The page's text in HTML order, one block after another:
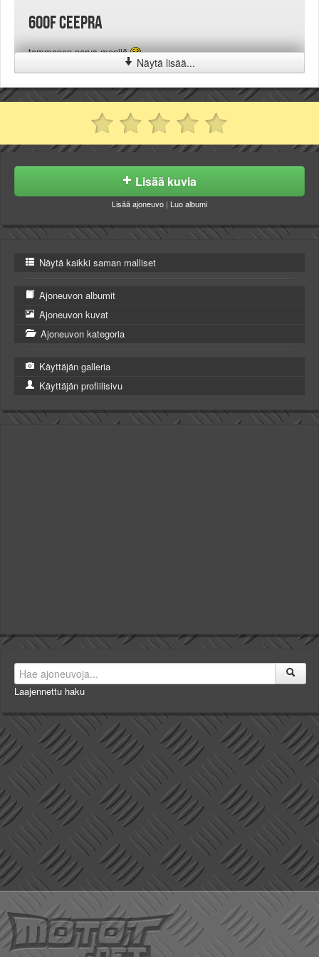
Näytä lisää...
600f ceepra
tommonen perus menijä
Lisää kuvia
Lisää ajoneuvo | Luo albumi
Näytä kaikki saman malliset
Ajoneuvon albumit
Ajoneuvon kuvat
Ajoneuvon kategoria
Käyttäjän galleria
Käyttäjän profiilisivu
Laajennettu haku